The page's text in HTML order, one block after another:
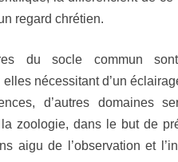
regard chrétien.
du socle commun
elles nécessitant d’un
d’autres domaines
zoologie, dans le but de
aigu de l’observation et